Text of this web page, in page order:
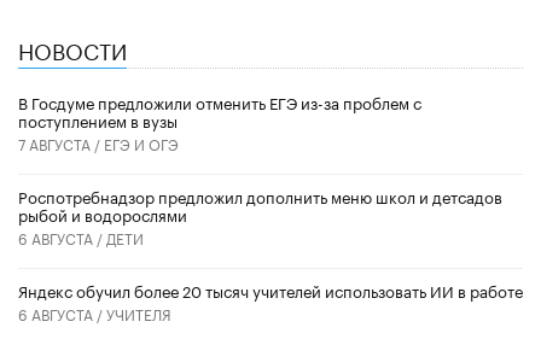
НОВОСТИ
В Госдуме предложили отменить ЕГЭ из-за проблем с
поступлением в вузы
7 АВГУСТА / ЕГЭ И ОГЭ
Роспотребнадзор предложил дополнить меню школ и детсадов
рыбой и водорослями
6 АВГУСТА / ДЕТИ
​Яндекс обучил более 20 тысяч учителей использовать ИИ в работе
6 АВГУСТА /УЧИТЕЛЯ